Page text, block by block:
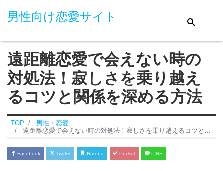
男性向け恋愛サイト
遠距離恋愛で会えない時の
対処法！寂しさを乗り越え
るコツと関係を深める方法
TOP
男性・恋愛
遠距離恋愛で会えない時の対処法！寂しさを乗り越えるコツと関係を深める方法
Facebook Twitter Hatena Pocket LINE